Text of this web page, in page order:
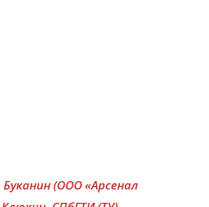
Буканин (ООО «Арсенал